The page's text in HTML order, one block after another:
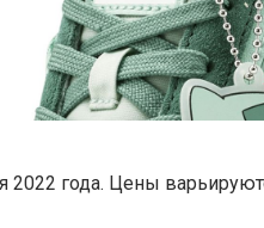
2022 года. Цены